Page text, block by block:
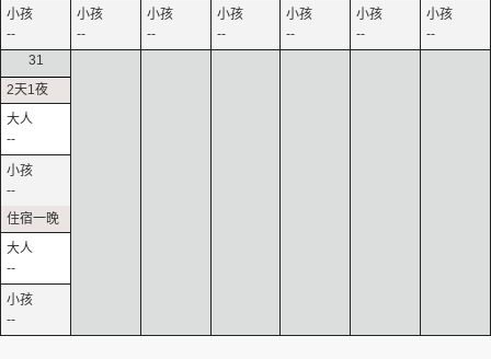
-- -- -- -- -- --
--
31
--
--
--
--